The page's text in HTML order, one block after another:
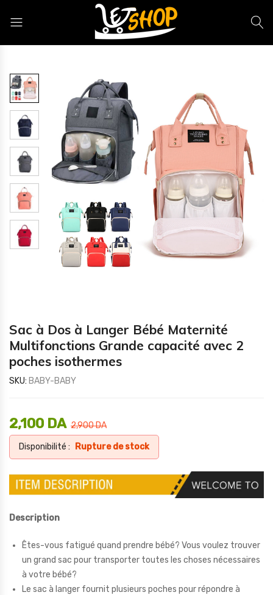
Sac à Dos à Langer Bébé Maternité
Multifonctions Grande capacité avec 2
poches isothermes
SKU: BABY-BABY
2,900DA
2,100 DA
Disponibilité : Rupture de stock
Description
Êtes-vous fatigué quand prendre bébé? Vous voulez trouver
un grand sac pour transporter toutes les choses nécessaires
à votre bébé?
Le sac à langer fournit plusieurs poches pour répondre à